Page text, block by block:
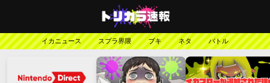
イカニュース スプラ界隈 ブキ ネタ バトル